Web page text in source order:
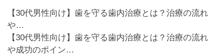
【30代男性向け】歯を守る歯内治療とは？治療の流れ
や…
【30代男性向け】歯を守る歯内治療とは？治療の流れ
や成功のポイン…